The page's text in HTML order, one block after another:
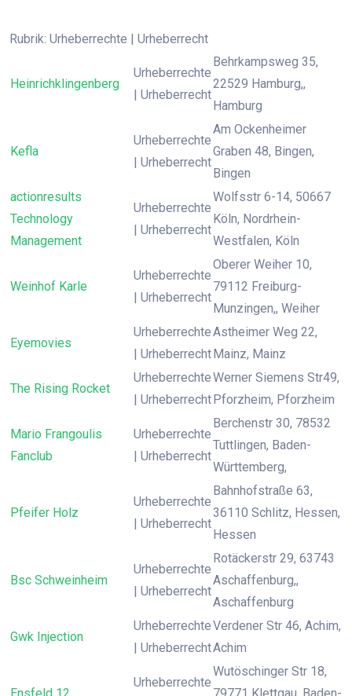
Rubrik: Urheberrechte | Urheberrecht
Heinrichklingenberg
Urheberrechte
| Urheberrecht
Behrkampsweg 35,
22529 Hamburg,,
Hamburg
Kefla
Urheberrechte
| Urheberrecht
Am Ockenheimer
Graben 48, Bingen,
Bingen
actionresults
Technology
Management
Urheberrechte
| Urheberrecht
Wolfsstr 6-14, 50667
Köln, Nordrhein-
Westfalen, Köln
Weinhof Karle
Urheberrechte
| Urheberrecht
Oberer Weiher 10,
79112 Freiburg-
Munzingen,, Weiher
Eyemovies
Urheberrechte
| Urheberrecht
Astheimer Weg 22,
Mainz, Mainz
The Rising Rocket
Urheberrechte
| Urheberrecht
Werner Siemens Str49,
Pforzheim, Pforzheim
Mario Frangoulis
Fanclub
Urheberrechte
| Urheberrecht
Berchenstr 30, 78532
Tuttlingen, Baden-
Württemberg,
Pfeifer Holz
Urheberrechte
| Urheberrecht
Bahnhofstraße 63,
36110 Schlitz, Hessen,
Hessen
Bsc Schweinheim
Urheberrechte
| Urheberrecht
Rotäckerstr 29, 63743
Aschaffenburg,,
Aschaffenburg
Gwk Injection
Urheberrechte
| Urheberrecht
Verdener Str 46, Achim,
Achim
Urheberrechte
Wutöschinger Str 18,